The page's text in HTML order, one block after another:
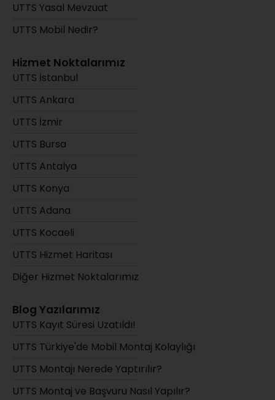
UTTS Yasal Mevzuat
UTTS Mobil Nedir?
Hizmet Noktalarımız
UTTS İstanbul
UTTS Ankara
UTTS İzmir
UTTS Bursa
UTTS Antalya
UTTS Konya
UTTS Adana
UTTS Kocaeli
UTTS Hizmet Haritası
Diğer Hizmet Noktalarımız
Blog Yazılarımız
UTTS Kayıt Süresi Uzatıldı!
UTTS Türkiye'de Mobil Montaj Kolaylığı
UTTS Montajı Nerede Yaptırılır?
UTTS Montaj ve Başvuru Nasıl Yapılır?